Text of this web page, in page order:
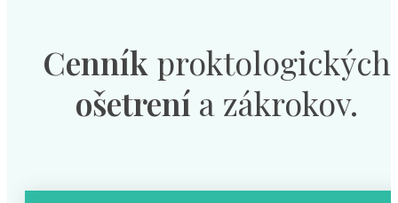
Cenník proktologických
ošetrení a zákrokov.